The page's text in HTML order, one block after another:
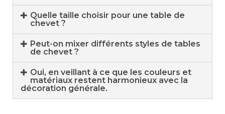
Quelle taille choisir pour une table de
chevet ?
Peut-on mixer différents styles de tables
de chevet ?
Oui, en veillant à ce que les couleurs et
matériaux restent harmonieux avec la
décoration générale.